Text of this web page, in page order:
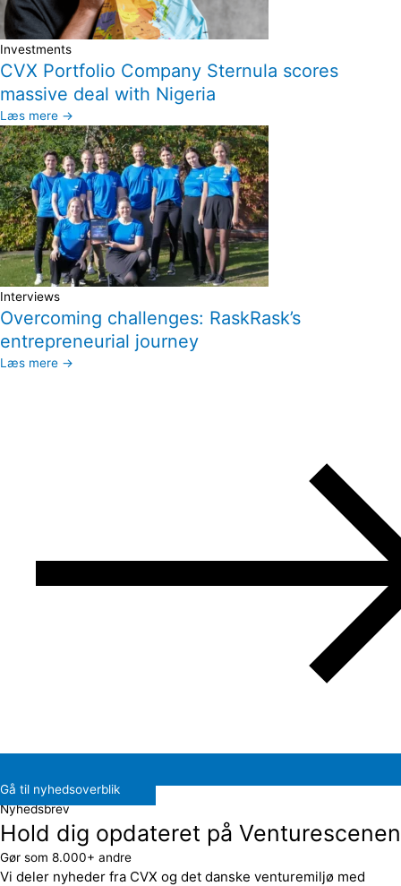
Investments
CVX Portfolio Company Sternula scores
massive deal with Nigeria
Læs mere →
Interviews
Overcoming challenges: RaskRask’s
entrepreneurial journey
Læs mere →
Gå til nyhedsoverblik
Nyhedsbrev
Hold dig opdateret på Venturescenen
Gør som 8.000+ andre
Vi deler nyheder fra CVX og det danske venturemiljø med